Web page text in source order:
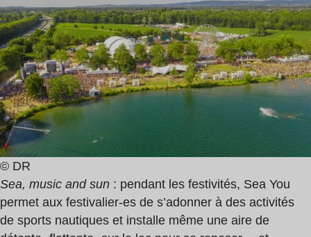
© DR
Sea, music and sun : pendant les festivités, Sea You
permet aux festivalier-es de s’adonner à des activités
de sports nautiques et installe même une aire de